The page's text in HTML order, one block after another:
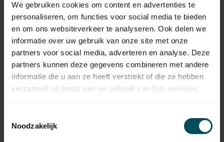
We gebruiken cookies om content en advertenties te
personaliseren, om functies voor social media te bieden
en om ons websiteverkeer te analyseren. Ook delen we
informatie over uw gebruik van onze site met onze
partners voor social media, adverteren en analyse. Deze
partners kunnen deze gegevens combineren met andere
informatie die u aan ze heeft verstrekt of die ze hebben
verzameld op basis van uw gebruik van hun services.
Noodzakelijk
CHERUBINI
Lumen S-RX Solar
buismotor set
309,95
CHERUBINI
Cherubini
aansluitkabel met F-